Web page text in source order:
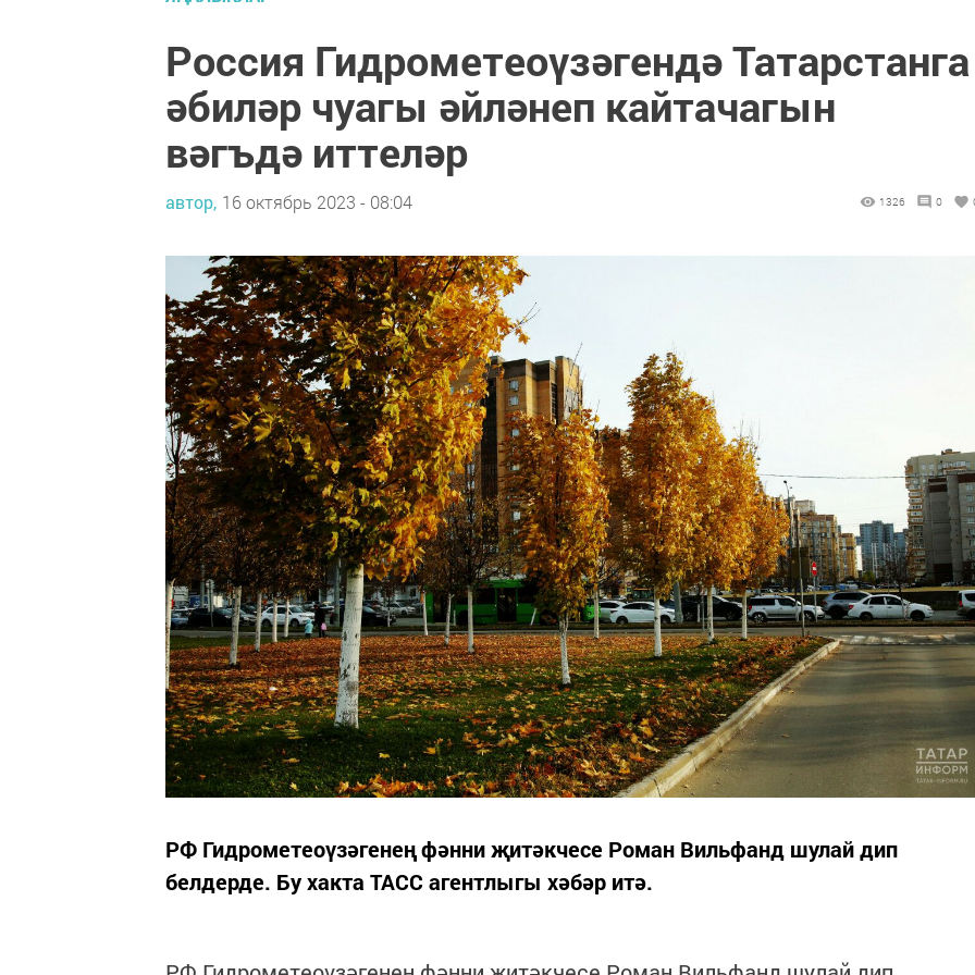
Россия Гидрометеоүзәгендә Татарстанга
әбиләр чуагы әйләнеп кайтачагын
вәгъдә иттеләр
автор, 16 октябрь 2023 - 08:04 1326 0
РФ Гидрометеоүзәгенең фәнни җитәкчесе Роман Вильфанд шулай дип
белдерде. Бу хакта ТАСС агентлыгы хәбәр итә.